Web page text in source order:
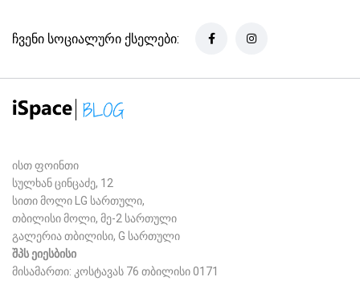
ჩვენი სოციალური ქსელები:
ისთ ფოინთი
სულხან ცინცაძე, 12
სითი მოლი LG სართული,
თბილისი მოლი, მე-2 სართული
გალერია თბილისი, G სართული
შპს ეიესბისი
მისამართი: კოსტავას 76 თბილისი 0171